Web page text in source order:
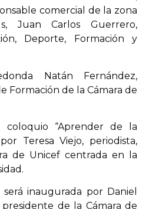
comercial de la zona
,Juan Carlos Guerrero,
Deporte, Formación y
Natán Fernández,
Formación de la Cámara de
coloquio “Aprender de la
Teresa Viejo, periodista,
de Unicef centrada en la
.
será inaugurada por Daniel
presidente de la Cámara de